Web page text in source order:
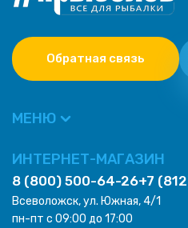
Обратная связь
МЕНЮ
ИНТЕРНЕТ-МАГАЗИН
8 (800) 500-64-26+7
Всеволожск, ул. Южная, 4/1
пн-пт с 09:00 до 17:00